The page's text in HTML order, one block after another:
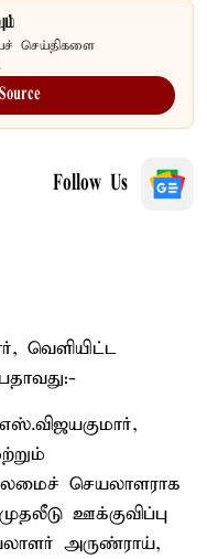
செய்திகளை
Follow Us
வெளியிட்ட
செயலாளராக
ஊக்குவிப்பு
அருண்ராய்,